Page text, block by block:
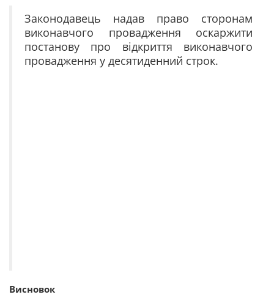
Законодавець надав право сторонам
виконавчого провадження оскаржити
постанову про відкриття виконавчого
провадження у десятиденний строк.
Висновок